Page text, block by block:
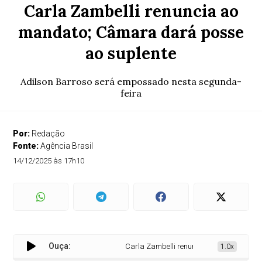
Carla Zambelli renuncia ao
mandato; Câmara dará posse
ao suplente
Adilson Barroso será empossado nesta segunda-
feira
Por: Redação
Fonte:Agência Brasil
14/12/2025 às 17h10
Ouça: Carla Zambelli renuncia ao mandato;
1.0x